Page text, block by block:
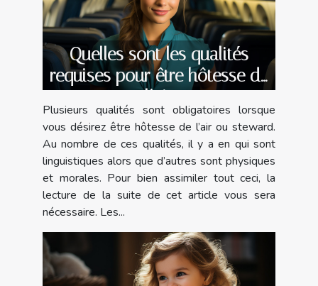
Quelles sont les qualités
requises pour être hôtesse de
l’air
Plusieurs qualités sont obligatoires lorsque
vous désirez être hôtesse de l’air ou steward.
Au nombre de ces qualités, il y a en qui sont
linguistiques alors que d’autres sont physiques
et morales. Pour bien assimiler tout ceci, la
lecture de la suite de cet article vous sera
nécessaire. Les...